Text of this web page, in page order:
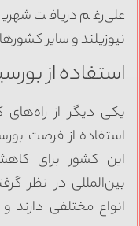
دریافت شهریه
و سایر کشورها
از
دیگر از راه‌های
از فرصت
کشور برای کاهش
در نظر
مختلفی دارند